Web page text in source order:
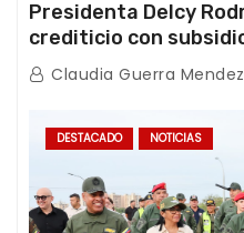
Presidenta Delcy
crediticio con
con Juntas de
Claudia Guerra Mendez
DESTACADO NOTICIAS